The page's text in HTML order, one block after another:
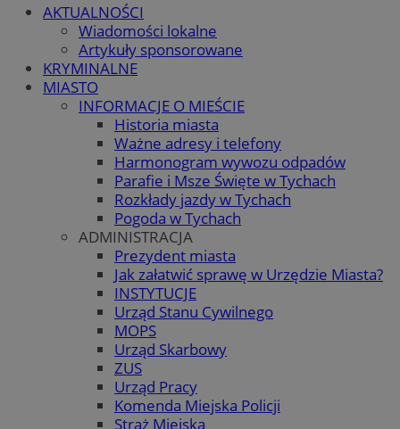
AKTUALNOŚCI
Wiadomości lokalne
Artykuły sponsorowane
KRYMINALNE
MIASTO
INFORMACJE O MIEŚCIE
Historia miasta
Ważne adresy i telefony
Harmonogram wywozu odpadów
Parafie i Msze Święte w Tychach
Rozkłady jazdy w Tychach
Pogoda w Tychach
ADMINISTRACJA
Prezydent miasta
Jak załatwić sprawę w Urzędzie Miasta?
INSTYTUCJE
Urząd Stanu Cywilnego
MOPS
Urząd Skarbowy
ZUS
Urząd Pracy
Komenda Miejska Policji
Straż Miejska